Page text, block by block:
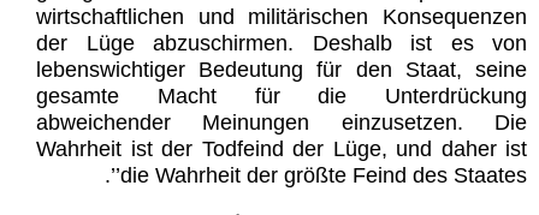
wirtschaftlichen und militärischen Konsequenzen
der Lüge abzuschirmen. Deshalb ist es von
lebenswichtiger Bedeutung für den Staat, seine
gesamte Macht für die Unterdrückung
abweichender Meinungen einzusetzen. Die
Wahrheit ist der Todfeind der Lüge, und daher ist
die Wahrheit der größte Feind des Staates’’.